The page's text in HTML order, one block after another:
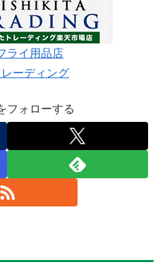
ライ用品店
ーディング
フォローする